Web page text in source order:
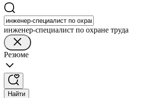
инженер-специалист по охране труда
Резюме
Найти